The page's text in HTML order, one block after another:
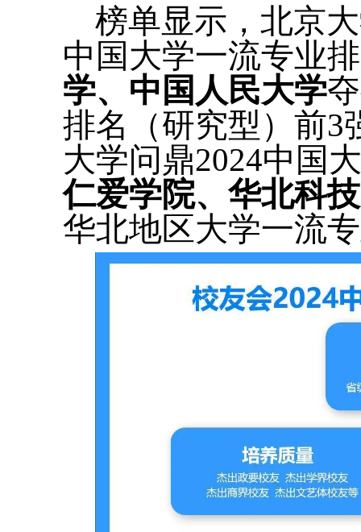
榜单显示，北京
中国大学一流专业
学、中国人民大学
排名（研究型）前3
大学问鼎2024中国
仁爱学院、华北科
华北地区大学一流